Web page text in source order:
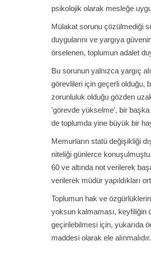
psikolojik olarak mesleğe
Mülakat sorunu çözülmediği
duygularını ve yargıya
örselenen, toplumun adalet
Bu sorunun yalnızca yargıç
görevlileri için geçerli olduğu,
zorunluluk olduğu gözden
'görevde yükselme', bir başka
de toplumda yine büyük bir
Memurların statü değişikliği
niteliği günlerce
60 ve altında not verilerek
verilerek müdür yapıldıkları
Toplumun hak ve
yoksun kalmaması, keyfiliğin
geçirilebilmesi için, yukarıda
maddesi olarak ele alınmalıdır.